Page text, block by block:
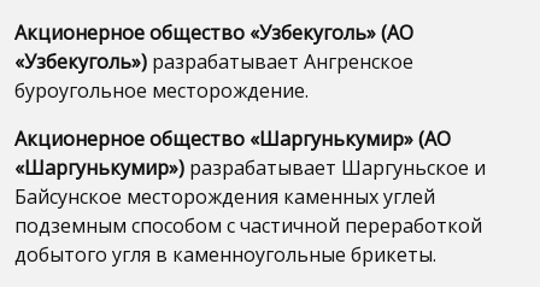
Акционерное общество «Узбекуголь» (АО
«Узбекуголь») разрабатывает Ангренское
буроугольное месторождение.
Акционерное общество «Шаргунькумир» (АО
«Шаргунькумир») разрабатывает Шаргуньское и
Байсунское месторождения каменных углей
подземным способом с частичной переработкой
добытого угля в каменноугольные брикеты.